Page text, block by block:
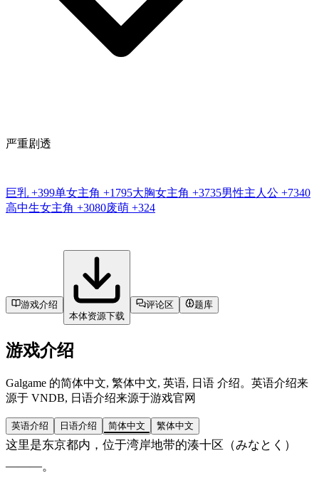
严重剧透
巨乳 +399单女主角 +1795大胸女主角 +3735男性主人公 +7340
高中生女主角 +3080废萌 +324
游戏介绍
本体资源下载
评论区 题库
游戏介绍
Galgame 的简体中文, 繁体中文, 英语, 日语 介绍。英语介绍来
源于 VNDB, 日语介绍来源于游戏官网
英语介绍 日语介绍 简体中文 繁体中文
这里是东京都内，位于湾岸地带的湊十区（みなとく）
―――。